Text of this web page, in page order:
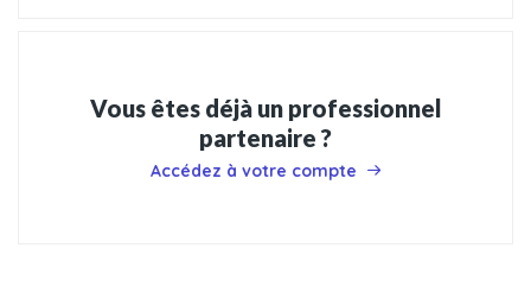
Vous êtes déjà un professionnel
partenaire ?
Accédez à votre compte